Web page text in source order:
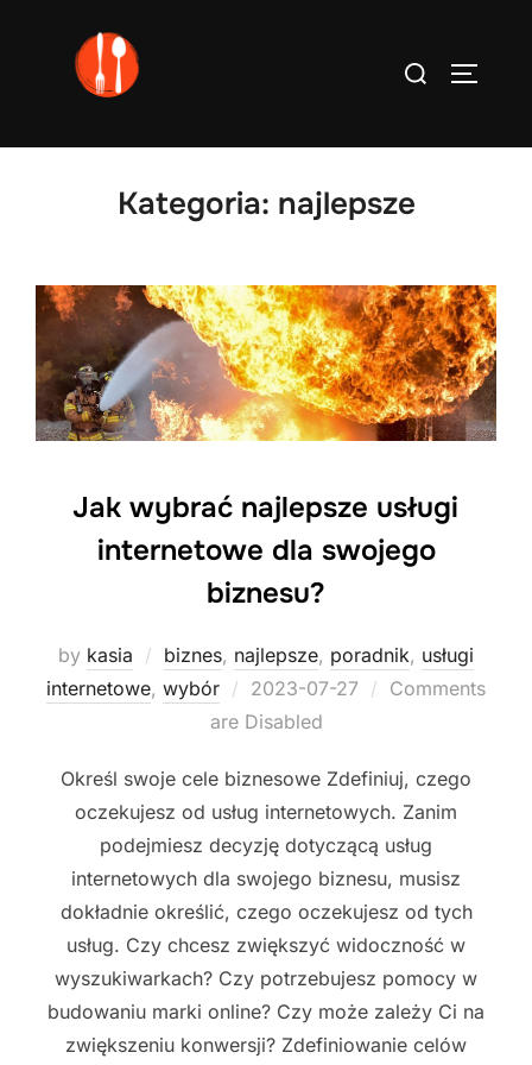
Search
Kategoria: najlepsze
Jak wybrać najlepsze usługi
internetowe dla swojego
biznesu?
by kasia biznes, najlepsze, poradnik, usługi
internetowe, wybór
Posted
on
2023-07-27
Comments
are Disabled
Określ swoje cele biznesowe Zdefiniuj, czego
oczekujesz od usług internetowych. Zanim
podejmiesz decyzję dotyczącą usług
internetowych dla swojego biznesu, musisz
dokładnie określić, czego oczekujesz od tych
usług. Czy chcesz zwiększyć widoczność w
wyszukiwarkach? Czy potrzebujesz pomocy w
budowaniu marki online? Czy może zależy Ci na
zwiększeniu konwersji? Zdefiniowanie celów